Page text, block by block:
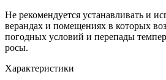
Не рекомендуется устанавливать и
верандах и помещениях в которых
погодных условий и перепады
росы.
Характеристики